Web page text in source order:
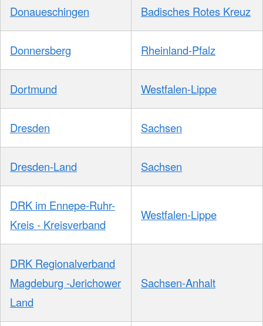
Donaueschingen Badisches Rotes Kreuz
Donnersberg Rheinland-Pfalz
Dortmund Westfalen-Lippe
Dresden Sachsen
Dresden-Land Sachsen
DRK im Ennepe-Ruhr-
Kreis - Kreisverband
Westfalen-Lippe
DRK Regionalverband
Magdeburg -Jerichower
Land
Sachsen-Anhalt